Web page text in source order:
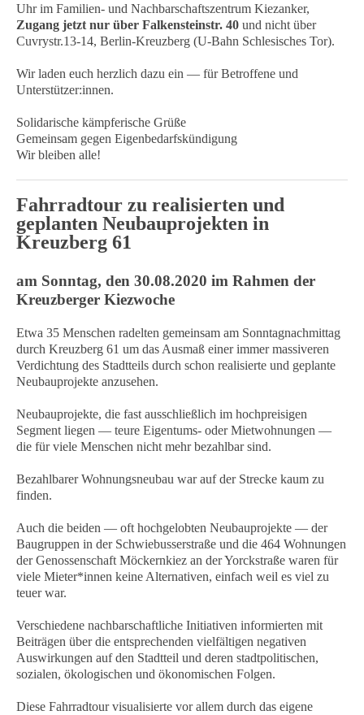
Uhr im Familien- und Nachbarschaftszentrum Kiezanker,
Zugang jetzt nur über Falkensteinstr. 40 und nicht über
Cuvrystr.13-14, Berlin-Kreuzberg (U-Bahn Schlesisches Tor).
Wir laden euch herzlich dazu ein — für Betroffene und
Unterstützer:innen.
Solidarische kämpferische Grüße
Gemeinsam gegen Eigenbedarfskündigung
Wir bleiben alle!
Fahrradtour zu realisierten und
geplanten Neubauprojekten in
Kreuzberg 61
am Sonntag, den 30.08.2020 im Rahmen der
Kreuzberger Kiezwoche
Etwa 35 Menschen radelten gemeinsam am Sonntagnachmittag
durch Kreuzberg 61 um das Ausmaß einer immer massiveren
Verdichtung des Stadtteils durch schon realisierte und geplante
Neubauprojekte anzusehen.
Neubauprojekte, die fast ausschließlich im hochpreisigen
Segment liegen — teure Eigentums- oder Mietwohnungen —
die für viele Menschen nicht mehr bezahlbar sind.
Bezahlbarer Wohnungsneubau war auf der Strecke kaum zu
finden.
Auch die beiden — oft hochgelobten Neubauprojekte — der
Baugruppen in der Schwiebusserstraße und die 464 Wohnungen
der Genossenschaft Möckernkiez an der Yorckstraße waren für
viele Mieter*innen keine Alternativen, einfach weil es viel zu
teuer war.
Verschiedene nachbarschaftliche Initiativen informierten mit
Beiträgen über die entsprechenden vielfältigen negativen
Auswirkungen auf den Stadtteil und deren stadtpolitischen,
sozialen, ökologischen und ökonomischen Folgen.
Diese Fahrradtour visualisierte vor allem durch das eigene